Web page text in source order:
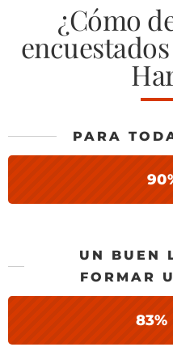
¿Cómo
PARA
UN BUEN
FORMAR
83%